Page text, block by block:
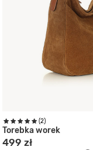
(2)
Torebka worek
499 zł